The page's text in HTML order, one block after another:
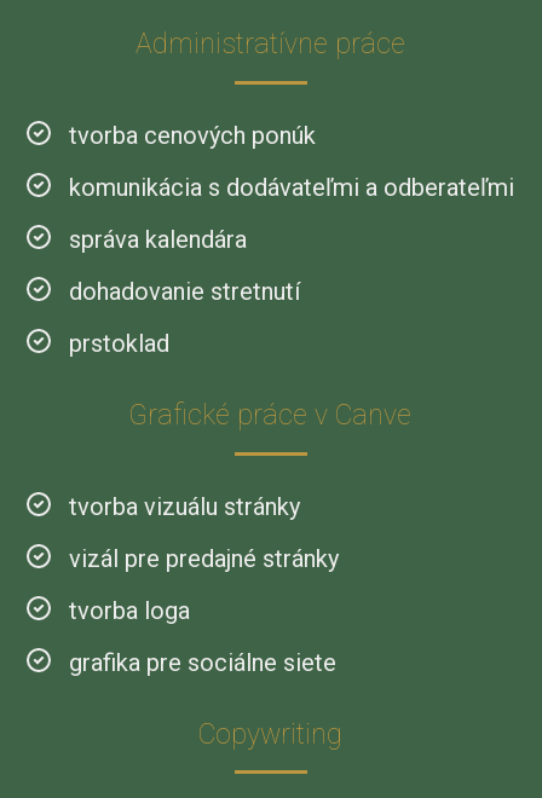
Administratívne práce
tvorba cenových ponúk
komunikácia s dodávateľmi a odberateľmi
správa kalendára
dohadovanie stretnutí
prstoklad
Grafické práce v Canve
tvorba vizuálu stránky
vizál pre predajné stránky
tvorba loga
grafika pre sociálne siete
Copywriting